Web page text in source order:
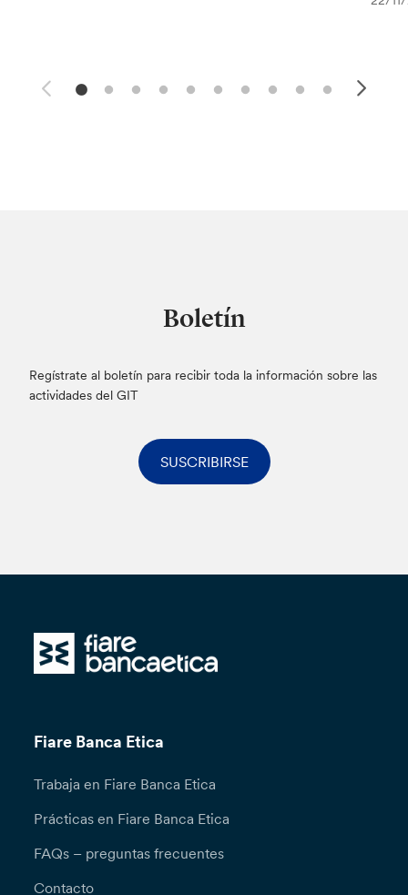
Boletín
Regístrate al boletín para recibir toda la información sobre las
actividades del GIT
SUSCRIBIRSE
Fiare Banca Etica
Trabaja en Fiare Banca Etica
Prácticas en Fiare Banca Etica
FAQs – preguntas frecuentes
Contacto